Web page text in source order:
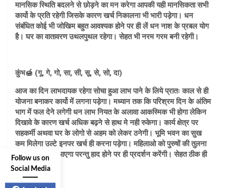
मानसिक स्थिति बदलने से छोड़ने का मन करेगा आपकी यही मानसिकता सभी
कार्यो के प्रति रहेगी जिसके कारण खर्च निकालना भी भारी पड़ेगा। धन
संबंधित कोई भी जोखिम बहुत आवश्यक होने पर ही लें धन नाश के प्रबल योग
है। घर का वातावरण उथलपुथल रहेगा। सेहत भी नरम गरम बनी रहेगी।
कुंभ🍯 (गू, गे, गो, सा, सी, सू, से, सो, दा)
आज का दिन लाभदायक रहेगा सोचा हुआ लाभ पाने के लिये प्रातः काल से ही
योजना बनाकर कार्यो में लगना पड़ेगा। मध्यान तक कि परिश्रम दिन के अंतिम
भाग में फल देने लगेगी धन लाभ नियत के अलावा आकस्मिक भी होगा लेकिन
दिखावे के कारण खर्च अधिक बढ़ने से हाथ मे नही रुकेगा। कार्य क्षेत्र पर
सहकर्मी अथवा घर के लोगो से अहम को लेकर ठनेगी। भूमि भवन का सुख
कम मिलेगा उल्टे इनपर खर्च ही करना पड़ेगा। महिलाओ को पुरुषों की तुलना
में अधिक क्रोध आएगा परन्तु हाद होने पर ही प्रदर्शन करेंगी। सेहत ठीक ही
रहेगी।
Follow us on
Social Media